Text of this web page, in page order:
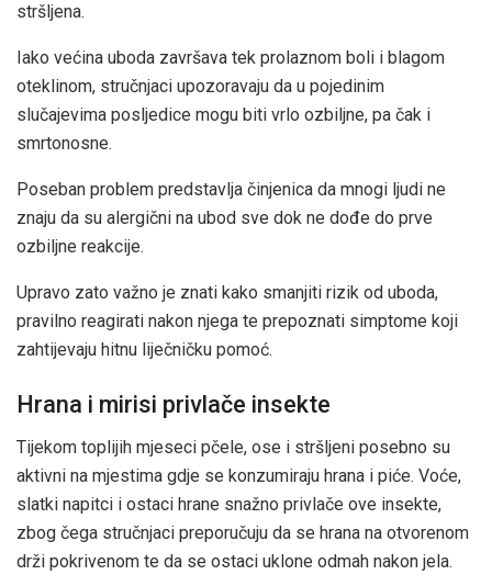
stršljena.
Iako većina uboda završava tek prolaznom boli i blagom
oteklinom, stručnjaci upozoravaju da u pojedinim
slučajevima posljedice mogu biti vrlo ozbiljne, pa čak i
smrtonosne.
Poseban problem predstavlja činjenica da mnogi ljudi ne
znaju da su alergični na ubod sve dok ne dođe do prve
ozbiljne reakcije.
Upravo zato važno je znati kako smanjiti rizik od uboda,
pravilno reagirati nakon njega te prepoznati simptome koji
zahtijevaju hitnu liječničku pomoć.
Hrana i mirisi privlače insekte
Tijekom toplijih mjeseci pčele, ose i stršljeni posebno su
aktivni na mjestima gdje se konzumiraju hrana i piće. Voće,
slatki napitci i ostaci hrane snažno privlače ove insekte,
zbog čega stručnjaci preporučuju da se hrana na otvorenom
drži pokrivenom te da se ostaci uklone odmah nakon jela.